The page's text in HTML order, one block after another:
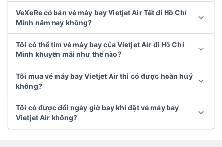
VeXeRe có bán vé máy bay Vietjet Air Tết đi Hồ Chí
Minh năm nay không?
Tôi có thể tìm vé máy bay của Vietjet Air đi Hồ Chí
Minh khuyến mãi như thế nào?
Tôi mua vé máy bay Vietjet Air thì có được hoàn huỷ
không?
Tôi có được đổi ngày giờ bay khi đặt vé máy bay
Vietjet Air không?